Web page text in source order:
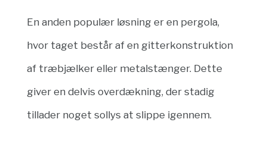
En anden populær løsning er en pergola,
hvor taget består af en gitterkonstruktion
af træbjælker eller metalstænger. Dette
giver en delvis overdækning, der stadig
tillader noget sollys at slippe igennem.